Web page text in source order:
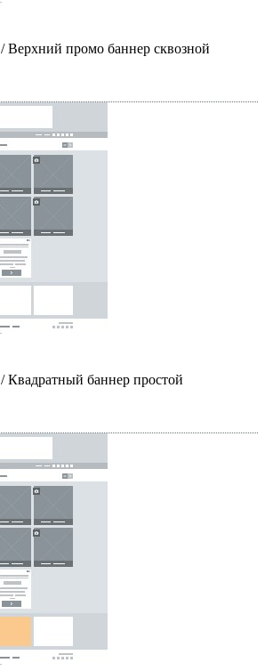
/ Верхний промо баннер сквозной
/ Квадратный баннер простой